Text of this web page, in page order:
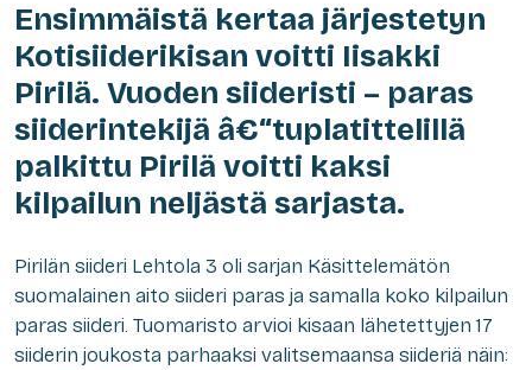
Ensimmäistä kertaa järjestetyn
Kotisiiderikisan voitti Iisakki
Pirilä. Vuoden siideristi – paras
siiderintekijä â€“tuplatittelillä
palkittu Pirilä voitti kaksi
kilpailun neljästä sarjasta.
Pirilän siideri Lehtola 3 oli sarjan Käsittelemätön
suomalainen aito siideri paras ja samalla koko kilpailun
paras siideri. Tuomaristo arvioi kisaan lähetettyjen 17
siiderin joukosta parhaaksi valitsemaansa siideriä näin: